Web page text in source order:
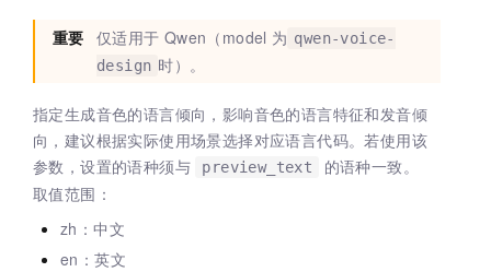
重要 仅适用于 Qwen（model 为 qwen-voice-
design 时）。
指定生成音色的语言倾向，影响音色的语言特征和发音倾
向，建议根据实际使用场景选择对应语言代码。若使用该
参数，设置的语种须与
preview_text
的语种一致。
取值范围：
zh：中文
en：英文